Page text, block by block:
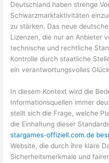
Deutschland haben strenge
Schwarzmarktaktivitäten
zu stärken. Das neue
Lizenzen, die nur an Anbieter
technische und rechtliche
Kontrolle durch staatliche
ein verantwortungsvolles
In diesem Kontext wird die
Informationsquellen immer
stellt sich die Frage, welche
die Einhaltung dieser
stargames-offiziell.com.de
Website, die durch ihre klare
Sicherheitsmerkmale und